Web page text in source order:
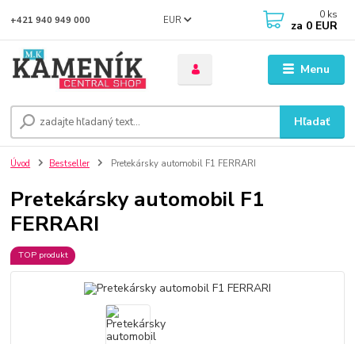
Menu
EUR
Hľadať
+421 940 949 000 0 ks
za 0 EUR
Úvod Bestseller Pretekársky automobil F1 FERRARI
Pretekársky automobil F1
FERRARI
TOP produkt